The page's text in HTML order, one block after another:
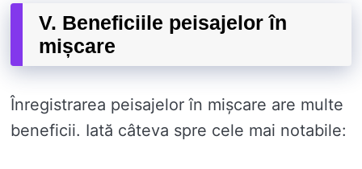
V. Beneficiile peisajelor în
mișcare
Înregistrarea peisajelor în mișcare are multe
beneficii. Iată câteva spre cele mai notabile: